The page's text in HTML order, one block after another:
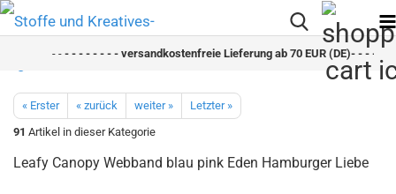
- -- - - - - - - - versandkostenfreie Lieferung ab 70 EUR (DE)- - - - - -
« Erster « zurück weiter »
Letzter »
91 Artikel in dieser Kategorie
Leafy Canopy Webband blau pink Eden Hamburger Liebe